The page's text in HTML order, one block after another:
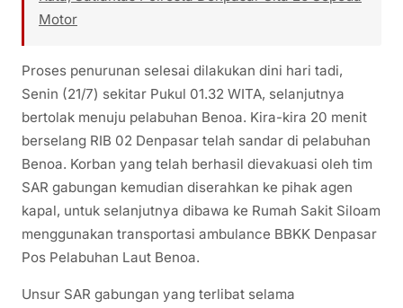
Motor
Proses penurunan selesai dilakukan dini hari tadi,
Senin (21/7) sekitar Pukul 01.32 WITA, selanjutnya
bertolak menuju pelabuhan Benoa. Kira-kira 20 menit
berselang RIB 02 Denpasar telah sandar di pelabuhan
Benoa. Korban yang telah berhasil dievakuasi oleh tim
SAR gabungan kemudian diserahkan ke pihak agen
kapal, untuk selanjutnya dibawa ke Rumah Sakit Siloam
menggunakan transportasi ambulance BBKK Denpasar
Pos Pelabuhan Laut Benoa.
Unsur SAR gabungan yang terlibat selama